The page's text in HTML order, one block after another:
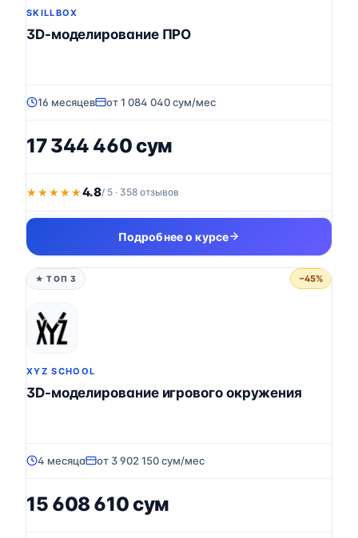
SKILLBOX
3D-моделирование ПРО
16 месяцев от 1 084 040 сум/мес
17 344 460 сум
★★★★★
★★★★★4.8/ 5 · 358 отзывов
Подробнее о курсе
★ ТОП 3 −45%
XYZ SCHOOL
3D-моделирование игрового окружения
4 месяца от 3 902 150 сум/мес
15 608 610 сум